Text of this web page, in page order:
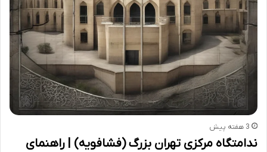
3 هفته پیش
ندامتگاه مرکزی تهران بزرگ (فشافویه) | راهنمای